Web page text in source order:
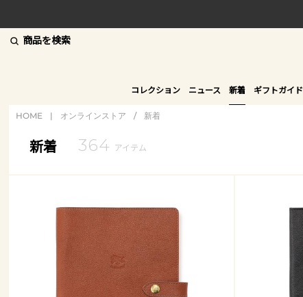
商品を検索
コレクション ニュース 新着 ギフトガイド
HOME | オンラインストア / 新着
新着 364 アイテム